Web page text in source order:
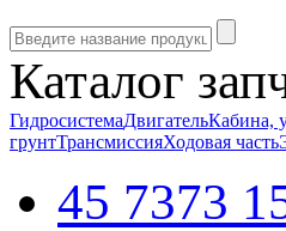
Каталог
ГидросистемаДвигательКабина,
грунтТрансмиссияХодовая часть
45 7373